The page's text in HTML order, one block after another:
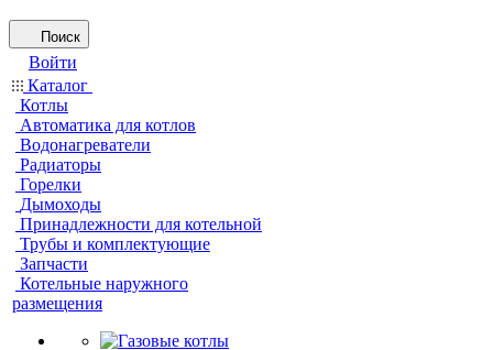
Поиск
Войти
Каталог
Котлы
Автоматика для котлов
Водонагреватели
Радиаторы
Горелки
Дымоходы
Принадлежности для котельной
Трубы и комплектующие
Запчасти
Котельные наружного
размещения